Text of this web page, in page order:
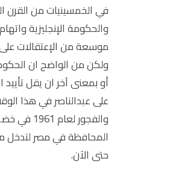
في الخمسينيات من القرن
والحكومة الإنجليزية
موسعة من الإعتقالات
ولكن من الواضح ان
أو بمعنى آخر ان يقل
حتى الآن.